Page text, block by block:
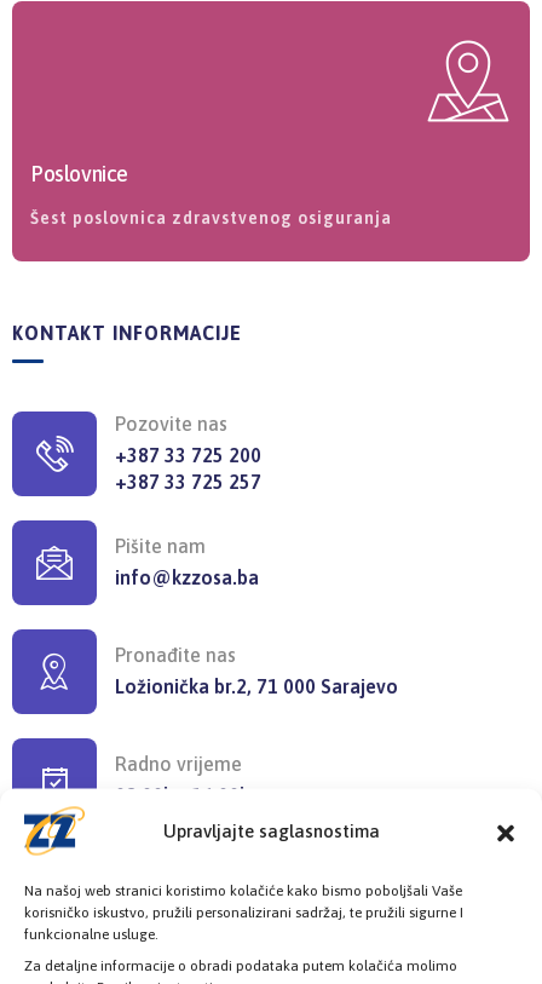
Upravljajte saglasnostima
Na našoj web stranici koristimo kolačiće kako bismo poboljšali Vaše
korisničko iskustvo, pružili personalizirani sadržaj, te pružili sigurne I
funkcionalne usluge.
Za detaljne informacije o obradi podataka putem kolačića molimo
Poslovnice
Šest poslovnica zdravstvenog osiguranja
KONTAKT INFORMACIJE
Pozovite nas
+387 33 725 200
+387 33 725 257
Pišite nam
info@kzzosa.ba
Pronađite nas
Ložionička br.2, 71 000 Sarajevo
Radno vrijeme
08:00h - 16:00h
Provjerite status vaše elektronske